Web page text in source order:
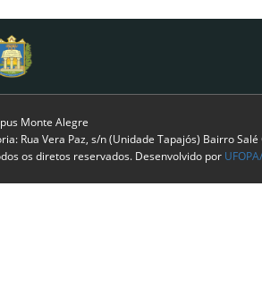
Monte Alegre
Rua Vera Paz, s/n (Unidade Tapajós) Bairro
os diretos reservados. Desenvolvido por